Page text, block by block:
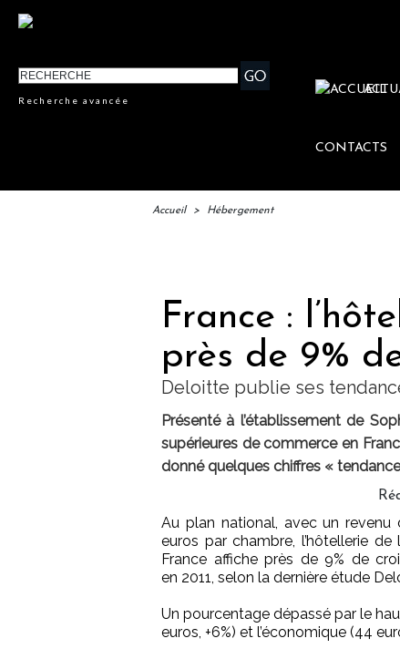
Recherche avancée
CONTACTS
Accueil > Hébergement
France :
près de 9%
Deloitte publie ses
Présenté à l’établissement de
supérieures de commerce en
donné quelques chiffres «
Au plan national, avec un revenu
euros par chambre, l’hôtellerie de
France affiche près de 9% de
en 2011, selon la dernière étude
Un pourcentage dépassé par le
euros, +6%) et l’économique (44